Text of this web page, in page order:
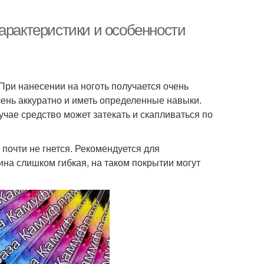
и особенности
нанесении на ноготь получается очень
аккуратно и иметь определенные навыки.
средство может затекать и скапливаться по
не гнется. Рекомендуется для
слишком гибкая, на таком покрытии могут